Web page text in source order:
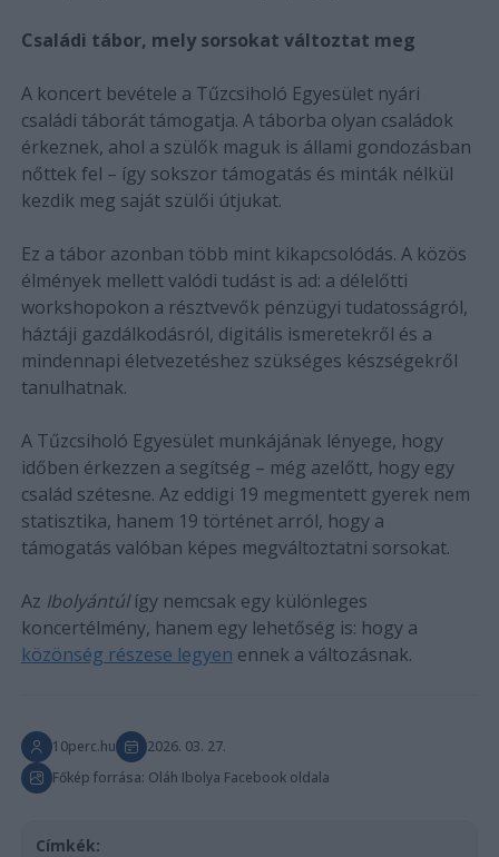
Családi tábor, mely sorsokat változtat meg
A koncert bevétele a Tűzcsiholó Egyesület nyári
családi táborát támogatja. A táborba olyan családok
érkeznek, ahol a szülők maguk is állami gondozásban
nőttek fel – így sokszor támogatás és minták nélkül
kezdik meg saját szülői útjukat.
Ez a tábor azonban több mint kikapcsolódás. A közös
élmények mellett valódi tudást is ad: a délelőtti
workshopokon a résztvevők pénzügyi tudatosságról,
háztáji gazdálkodásról, digitális ismeretekről és a
mindennapi életvezetéshez szükséges készségekről
tanulhatnak.
A Tűzcsiholó Egyesület munkájának lényege, hogy
időben érkezzen a segítség – még azelőtt, hogy egy
család szétesne. Az eddigi 19 megmentett gyerek nem
statisztika, hanem 19 történet arról, hogy a
támogatás valóban képes megváltoztatni sorsokat.
Az Ibolyántúlígy nemcsak egy különleges
koncertélmény, hanem egy lehetőség is: hogy a
közönség részese legyen ennek a változásnak.
10perc.hu
2026. 03. 27.
Főkép forrása: Oláh Ibolya Facebook oldala
Címkék: